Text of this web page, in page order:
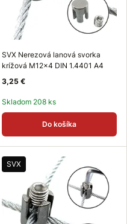
SVX Nerezová lanová svorka
krížová M12x4 DIN 1.4401 A4
3,25 €
Skladom 208 ks
Do košíka
SVX